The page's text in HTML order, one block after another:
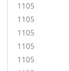
1105
1105
1105
1105
1105